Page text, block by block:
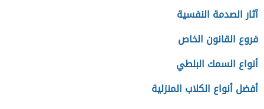
آثار الصدمة النفسية
فروع القانون الخاص
أنواع السمك البلطي
أفضل أنواع الكلاب المنزلية